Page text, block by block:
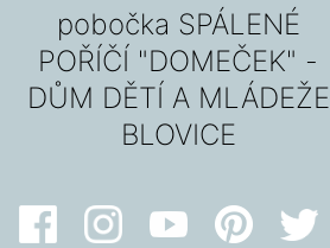
pobočka SPÁLENÉ
POŘÍČÍ "DOMEČEK" -
DŮM DĚTÍ A MLÁDEŽE
BLOVICE